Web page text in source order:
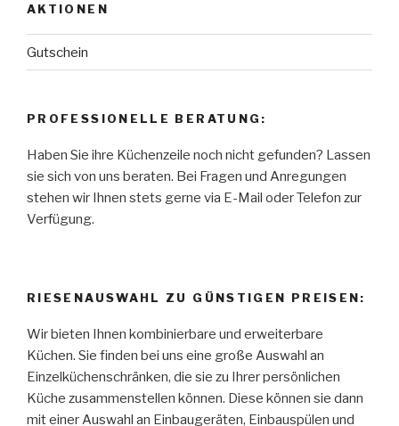
AKTIONEN
Gutschein
PROFESSIONELLE BERATUNG:
Haben Sie ihre Küchenzeile noch nicht gefunden? Lassen
sie sich von uns beraten. Bei Fragen und Anregungen
stehen wir Ihnen stets gerne via E-Mail oder Telefon zur
Verfügung.
RIESENAUSWAHL ZU GÜNSTIGEN PREISEN:
Wir bieten Ihnen kombinierbare und erweiterbare
Küchen. Sie finden bei uns eine große Auswahl an
Einzelküchenschränken, die sie zu Ihrer persönlichen
Küche zusammenstellen können. Diese können sie dann
mit einer Auswahl an Einbaugeräten, Einbauspülen und